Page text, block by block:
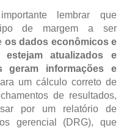
lembrar que
tipo de margem a ser
os dados econômicos e
atualizados e
geram informações e
um cálculo correto de
de resultados,
por um relatório de
gerencial (DRG), que